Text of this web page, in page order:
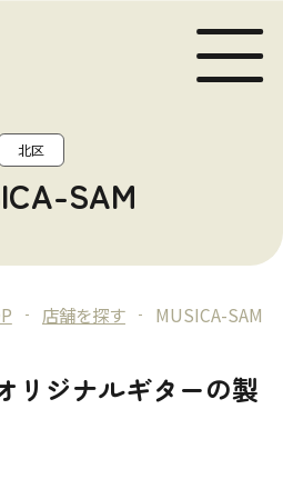
北区
SAM
店舗を探す MUSICA-SAM
リジナルギターの製